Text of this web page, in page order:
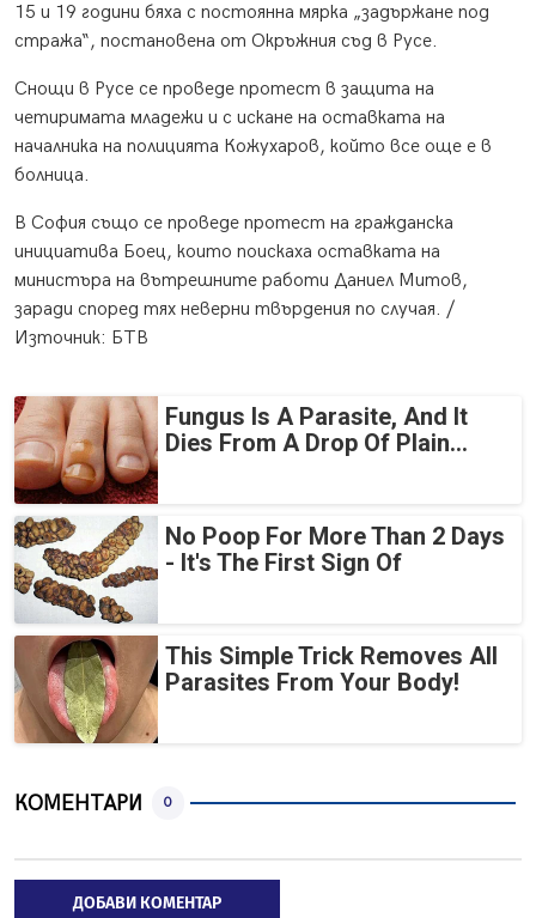
15 и 19 години бяха с постоянна мярка „задържане под
стража“, постановена от Окръжния съд в Русе.
Снощи в Русе се проведе протест в защита на
четиримата младежи и с искане на оставката на
началника на полицията Кожухаров, който все още е в
болница.
В София също се проведе протест на гражданска
инициатива Боец, които поискаха оставката на
министъра на вътрешните работи Даниел Митов,
заради според тях неверни твърдения по случая. /
Източник: БТВ
Fungus Is A Parasite, And It
Dies From A Drop Of Plain...
No Poop For More Than 2 Days
- It's The First Sign Of
This Simple Trick Removes All
Parasites From Your Body!
КОМЕНТАРИ 0
ДОБАВИ КОМЕНТАР